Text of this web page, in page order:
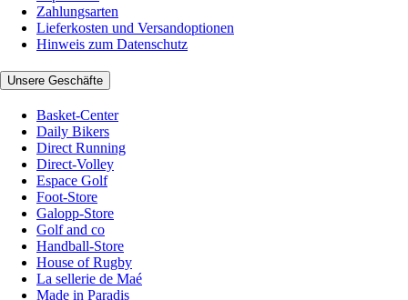
Zahlungsarten
Lieferkosten und Versandoptionen
Hinweis zum Datenschutz
Unsere Geschäfte
Basket-Center
Daily Bikers
Direct Running
Direct-Volley
Espace Golf
Foot-Store
Galopp-Store
Golf and co
Handball-Store
House of Rugby
La sellerie de Maé
Made in Paradis